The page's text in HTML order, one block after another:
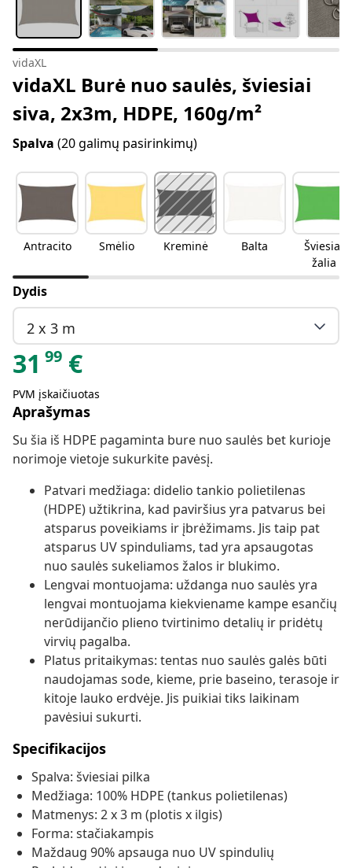
vidaXL
vidaXL Burė nuo saulės, šviesiai
siva, 2x3m, HDPE, 160g/m²
Spalva (20 galimų pasirinkimų)
Antracito Smėlio Kreminė Balta
Šviesiai
žalia
Dydis
2 x 3 m
31 99 €
PVM įskaičiuotas
Aprašymas
Su šia iš HDPE pagaminta bure nuo saulės bet kurioje
norimoje vietoje sukurkite pavėsį.
Patvari medžiaga: didelio tankio polietilenas
(HDPE) užtikrina, kad paviršius yra patvarus bei
atsparus poveikiams ir įbrėžimams. Jis taip pat
atsparus UV spinduliams, tad yra apsaugotas
nuo saulės sukeliamos žalos ir blukimo.
Lengvai montuojama: uždanga nuo saulės yra
lengvai montuojama kiekviename kampe esančių
nerūdijančio plieno tvirtinimo detalių ir pridėtų
virvių pagalba.
Platus pritaikymas: tentas nuo saulės galės būti
naudojamas sode, kieme, prie baseino, terasoje ir
kitoje lauko erdvėje. Jis puikiai tiks laikinam
pavėsiui sukurti.
Specifikacijos
Spalva: šviesiai pilka
Medžiaga: 100% HDPE (tankus polietilenas)
Matmenys: 2 x 3 m (plotis x ilgis)
Forma: stačiakampis
Maždaug 90% apsauga nuo UV spindulių